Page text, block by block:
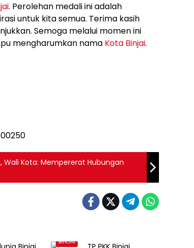
. Perolehan medali ini adalah
untuk kita semua. Terima kasih
Semoga melalui momen ini
mengharumkan nama Kota Binjai.
Wali Kota: Mempererat Hubungan
BINJAI